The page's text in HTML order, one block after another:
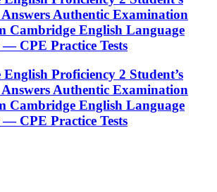
Authentic Examination
Cambridge English Language
— CPE Practice Tests
Proficiency 2 Student’s
Authentic Examination
Cambridge English Language
— CPE Practice Tests